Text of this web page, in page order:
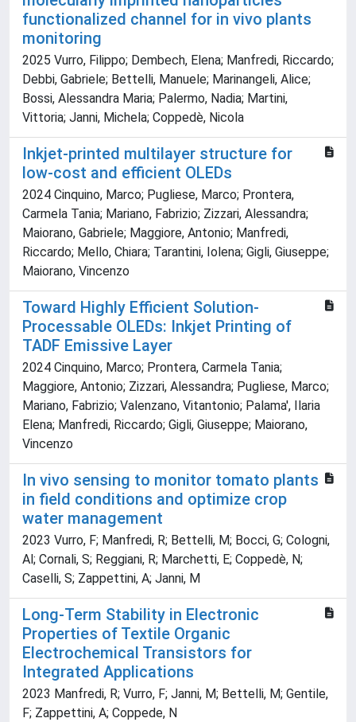
functionalized channel for in vivo plants
monitoring
2025 Vurro, Filippo; Dembech, Elena; Manfredi, Riccardo;
Debbi, Gabriele; Bettelli, Manuele; Marinangeli, Alice;
Bossi, Alessandra Maria; Palermo, Nadia; Martini,
Vittoria; Janni, Michela; Coppedè, Nicola
Inkjet-printed multilayer structure for
low-cost and efficient OLEDs
2024 Cinquino, Marco; Pugliese, Marco; Prontera,
Carmela Tania; Mariano, Fabrizio; Zizzari, Alessandra;
Maiorano, Gabriele; Maggiore, Antonio; Manfredi,
Riccardo; Mello, Chiara; Tarantini, Iolena; Gigli, Giuseppe;
Maiorano, Vincenzo
Toward Highly Efficient Solution-
Processable OLEDs: Inkjet Printing of
TADF Emissive Layer
2024 Cinquino, Marco; Prontera, Carmela Tania;
Maggiore, Antonio; Zizzari, Alessandra; Pugliese, Marco;
Mariano, Fabrizio; Valenzano, Vitantonio; Palama', Ilaria
Elena; Manfredi, Riccardo; Gigli, Giuseppe; Maiorano,
Vincenzo
In vivo sensing to monitor tomato plants
in field conditions and optimize crop
water management
2023 Vurro, F; Manfredi, R; Bettelli, M; Bocci, G; Cologni,
Al; Cornali, S; Reggiani, R; Marchetti, E; Coppedè, N;
Caselli, S; Zappettini, A; Janni, M
Long-Term Stability in Electronic
Properties of Textile Organic
Electrochemical Transistors for
Integrated Applications
2023 Manfredi, R; Vurro, F; Janni, M; Bettelli, M; Gentile,
F; Zappettini, A; Coppede, N